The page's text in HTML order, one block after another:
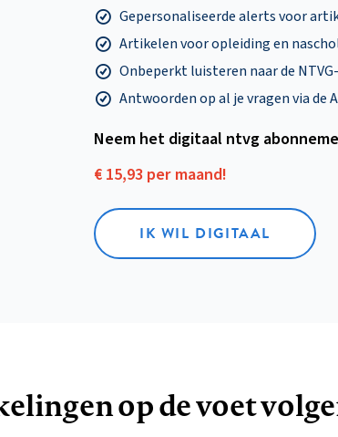
Gepersonaliseerde alerts voor
Artikelen voor opleiding en
Onbeperkt luisteren naar de
Antwoorden op al je vragen via de
Neem het digitaal ntvg
€ 15,93 per maand!
IK WIL DIGITAAL
op de voet